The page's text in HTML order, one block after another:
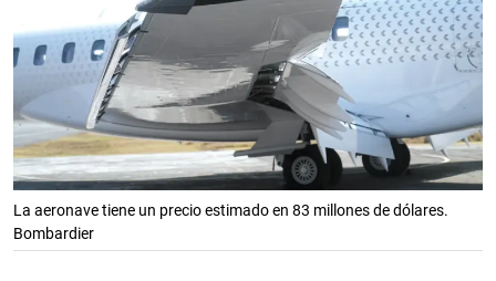
La aeronave tiene un precio estimado en 83 millones de dólares.
Bombardier